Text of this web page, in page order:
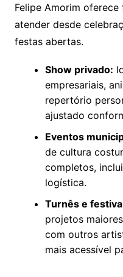
Felipe Amorim
atender desde
festas abertas.
Show privado:
empresariais,
repertório
ajustado
Eventos
de cultura
completos,
logística.
Turnês e
projetos
com outros
mais acessível